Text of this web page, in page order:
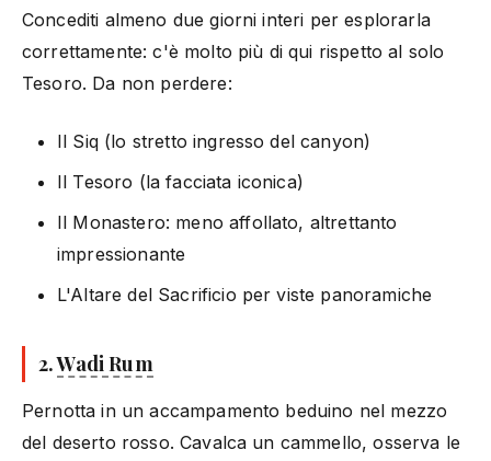
Concediti almeno due giorni interi per esplorarla
correttamente: c'è molto più di qui rispetto al solo
Tesoro. Da non perdere:
Il Siq (lo stretto ingresso del canyon)
Il Tesoro (la facciata iconica)
Il Monastero: meno affollato, altrettanto
impressionante
L'Altare del Sacrificio per viste panoramiche
2.Wadi Rum
Pernotta in un accampamento beduino nel mezzo
del deserto rosso. Cavalca un cammello, osserva le